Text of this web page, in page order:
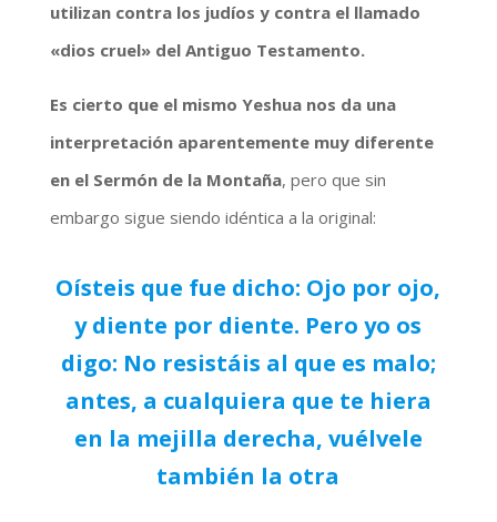
utilizan contra los judíos y contra el llamado
«dios cruel» del Antiguo Testamento.
Es cierto que el mismo Yeshua nos da una
interpretación aparentemente muy diferente
en el Sermón de la Montaña, pero que sin
embargo sigue siendo idéntica a la original:
Oísteis que fue dicho: Ojo por ojo,
y diente por diente. Pero yo os
digo: No resistáis al que es malo;
antes, a cualquiera que te hiera
en la mejilla derecha, vuélvele
también la otra